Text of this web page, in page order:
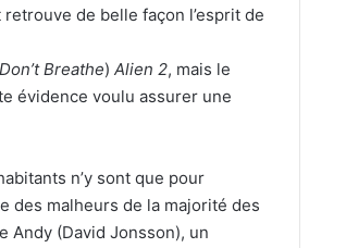
de belle façon l’esprit de
Don’t Breathe) Alien 2, mais le
évidence voulu assurer une
n’y sont que pour
des malheurs de la majorité des
Andy (David Jonsson), un